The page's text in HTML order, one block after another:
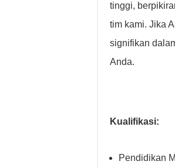
tinggi,
tim kami. Jika
signifikan
Anda.
Kualifikasi:
Pendidikan